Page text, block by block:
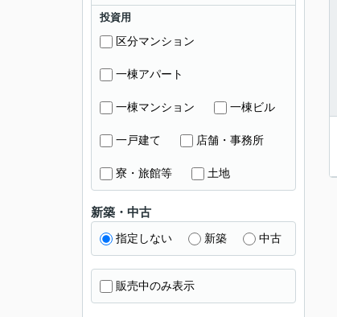
投資用
区分マンション
一棟アパート
一棟マンション 一棟ビル
一戸建て 店舗・事務所
寮・旅館等 土地
新築・中古
指定しない 新築 中古
販売中のみ表示